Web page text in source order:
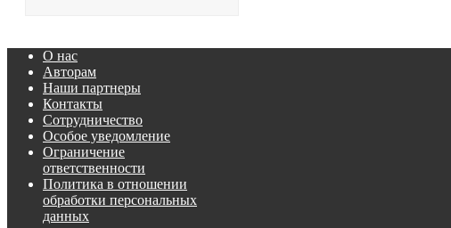
О нас
Авторам
Наши партнеры
Контакты
Сотрудничество
Особое уведомление
Ограничение
ответственности
Политика в отношении
обработки персональных
данных